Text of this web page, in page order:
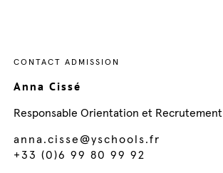
CONTACT ADMISSION
Anna Cissé
Responsable Orientation et Recrutement
anna.cisse@yschools.fr
+33 (0)6 99 80 99 92